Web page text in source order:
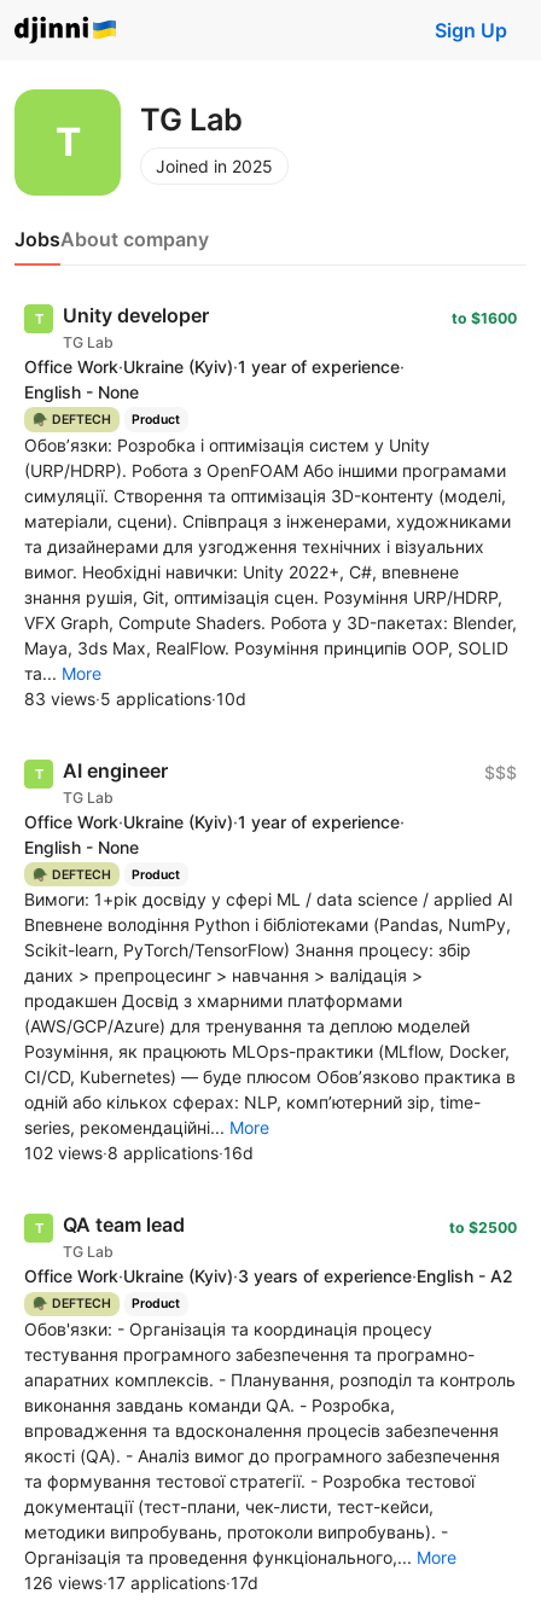
Sign Up
TG Lab
Joined in 2025
JobsAbout company
Unity developer
TG Lab
to $1600
Office Work·Ukraine (Kyiv)·1 year of experience·
English - None
🪖 DEFTECH Product
Обов’язки: Розробка і оптимізація систем у Unity
(URP/HDRP). Робота з OpenFOAM Або іншими програмами
симуляції. Створення та оптимізація 3D-контенту (моделі,
матеріали, сцени). Співпраця з інженерами, художниками
та дизайнерами для узгодження технічних і візуальних
вимог. Необхідні навички: Unity 2022+, C#, впевнене
знання рушія, Git, оптимізація сцен. Розуміння URP/HDRP,
VFX Graph, Compute Shaders. Робота у 3D-пакетах: Blender,
Maya, 3ds Max, RealFlow. Розуміння принципів OOP, SOLID
та... More
83 views·5 applications·10d
АІ engineer
TG Lab
$$$
Office Work·Ukraine (Kyiv)·1 year of experience·
English - None
🪖 DEFTECH Product
Вимоги: 1+рік досвіду у сфері ML / data science / applied AI
Впевнене володіння Python і бібліотеками (Pandas, NumPy,
Scikit-learn, PyTorch/TensorFlow) Знання процесу: збір
даних > препроцесинг > навчання > валідація >
продакшен Досвід з хмарними платформами
(AWS/GCP/Azure) для тренування та деплою моделей
Розуміння, як працюють MLOps-практики (MLflow, Docker,
CI/CD, Kubernetes) — буде плюсом Обов’язково практика в
одній або кількох сферах: NLP, комп’ютерний зір, time-
series, рекомендаційні... More
102 views·8 applications·16d
QA team lead
TG Lab
to $2500
Office Work·Ukraine (Kyiv)·3 years of experience·English - A2
🪖 DEFTECH Product
Обов'язки: - Організація та координація процесу
тестування програмного забезпечення та програмно-
апаратних комплексів. - Планування, розподіл та контроль
виконання завдань команди QA. - Розробка,
впровадження та вдосконалення процесів забезпечення
якості (QA). - Аналіз вимог до програмного забезпечення
та формування тестової стратегії. - Розробка тестової
документації (тест-плани, чек-листи, тест-кейси,
методики випробувань, протоколи випробувань). -
Організація та проведення функціонального,... More
126 views·17 applications·17d